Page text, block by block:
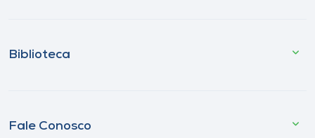
Biblioteca
Fale Conosco